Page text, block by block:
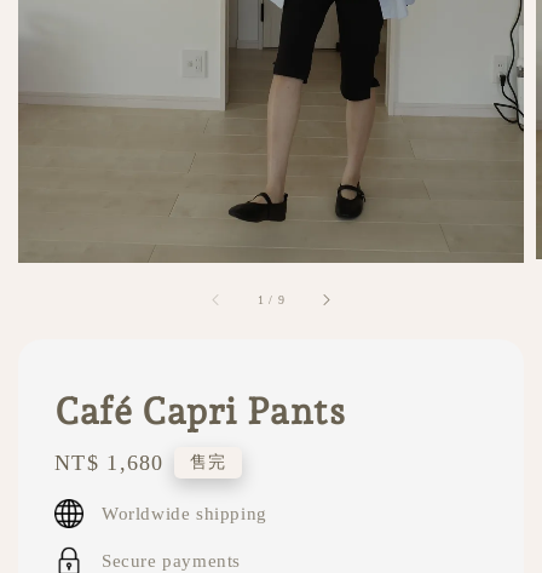
1 / 9
Café Capri Pants
Regular
price
NT$ 1,680 售完
Worldwide shipping
Secure payments